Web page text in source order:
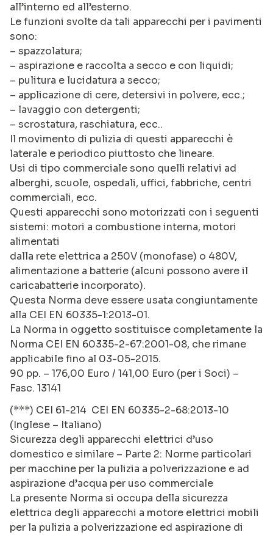
all’interno ed all’esterno.
Le funzioni svolte da tali apparecchi per i pavimenti
sono:
– spazzolatura;
– aspirazione e raccolta a secco e con liquidi;
– pulitura e lucidatura a secco;
– applicazione di cere, detersivi in polvere, ecc.;
– lavaggio con detergenti;
– scrostatura, raschiatura, ecc..
Il movimento di pulizia di questi apparecchi è
laterale e periodico piuttosto che lineare.
Usi di tipo commerciale sono quelli relativi ad
alberghi, scuole, ospedali, uffici, fabbriche, centri
commerciali, ecc.
Questi apparecchi sono motorizzati con i seguenti
sistemi: motori a combustione interna, motori
alimentati
dalla rete elettrica a 250V (monofase) o 480V,
alimentazione a batterie (alcuni possono avere il
caricabatterie incorporato).
Questa Norma deve essere usata congiuntamente
alla CEI EN 60335-1:2013-01.
La Norma in oggetto sostituisce completamente la
Norma CEI EN 60335-2-67:2001-08, che rimane
applicabile fino al 03-05-2015.
90 pp. – 176,00 Euro / 141,00 Euro (per i Soci) –
Fasc. 13141
(***) CEI 61-214 CEI EN 60335-2-68:2013-10
(Inglese – Italiano)
Sicurezza degli apparecchi elettrici d’uso
domestico e similare – Parte 2: Norme particolari
per macchine per la pulizia a polverizzazione e ad
aspirazione d’acqua per uso commerciale
La presente Norma si occupa della sicurezza
elettrica degli apparecchi a motore elettrici mobili
per la pulizia a polverizzazione ed aspirazione di